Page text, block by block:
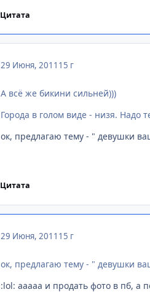
Цитата
29 Июня, 2011 15 г
А всё же бикини сильней)))
Города в голом виде - низя. Надо
ок, предлагаю тему - " девушки
Цитата
29 Июня, 2011 15 г
ок, предлагаю тему - " девушки
:lol: ааааа и продать фото в пб, а